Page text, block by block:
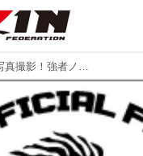
シウバと写真撮影！強者ノ巣会員特典受付開始！9.25 RIZIN GP 2016開幕戦